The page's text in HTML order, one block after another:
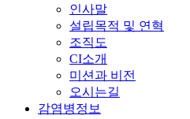
인사말
설립목적 및 연혁
조직도
CI소개
미션과 비전
오시는길
감염병정보